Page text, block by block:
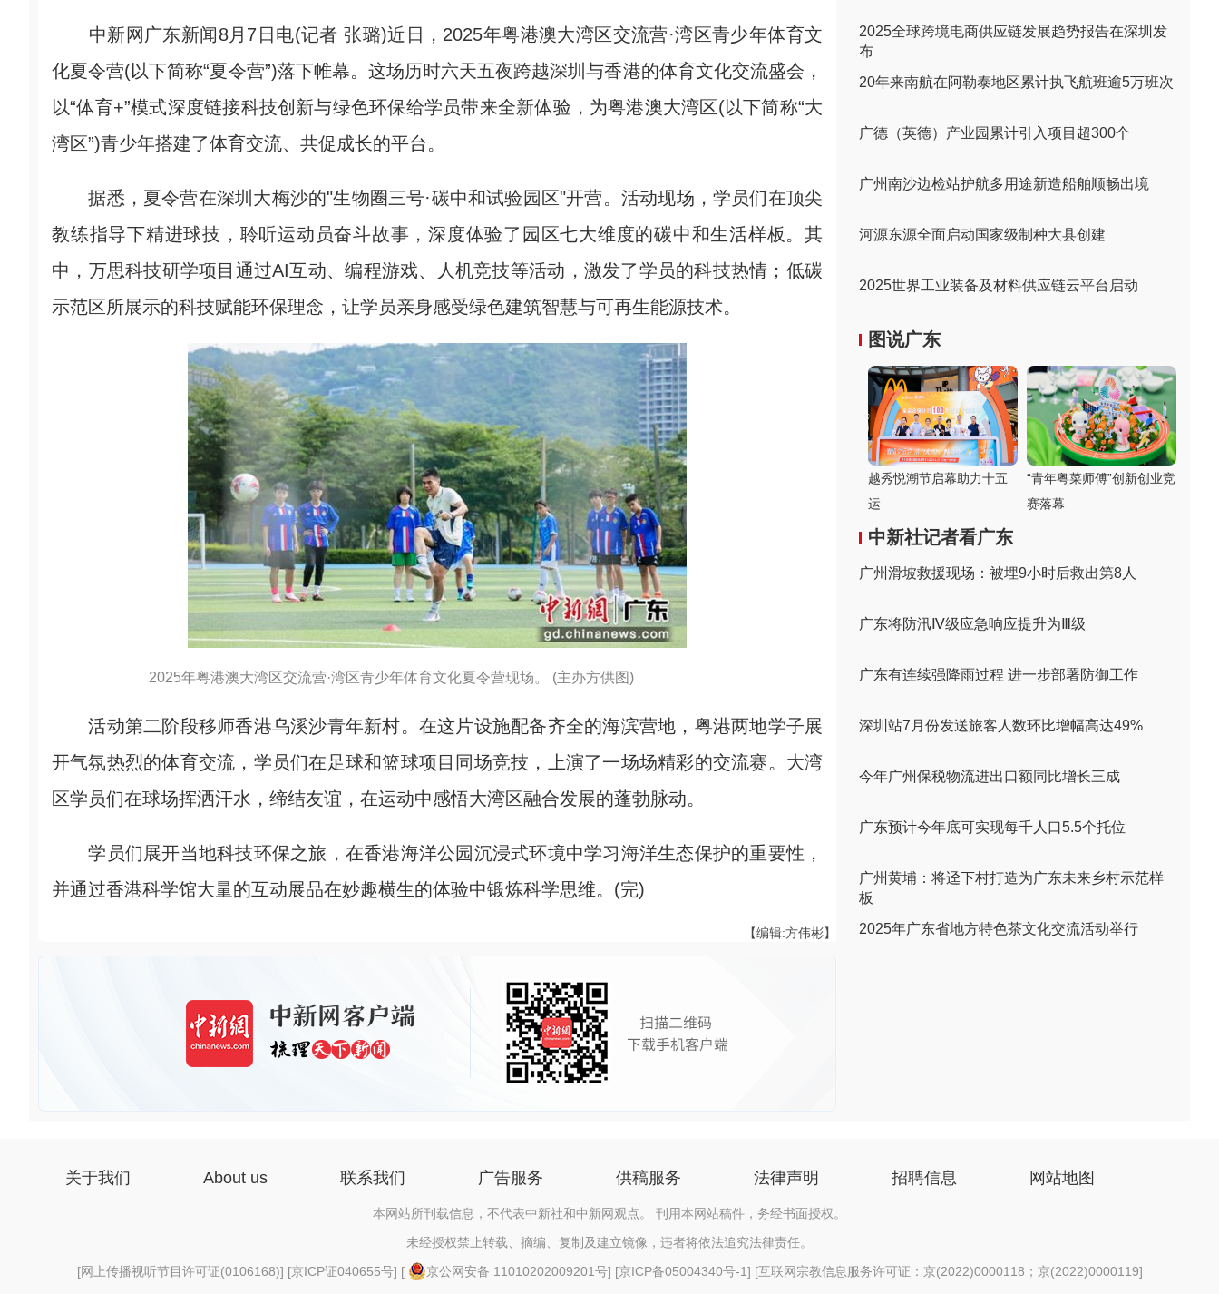
中新网广东新闻8月7日电(记者 张璐)近日，2025年粤港澳大湾区交流营·湾区青少年体育文
化夏令营(以下简称“夏令营”)落下帷幕。这场历时六天五夜跨越深圳与香港的体育文化交流盛会，
以“体育+”模式深度链接科技创新与绿色环保给学员带来全新体验，为粤港澳大湾区(以下简称“大
湾区”)青少年搭建了体育交流、共促成长的平台。
据悉，夏令营在深圳大梅沙的"生物圈三号·碳中和试验园区"开营。活动现场，学员们在顶尖
教练指导下精进球技，聆听运动员奋斗故事，深度体验了园区七大维度的碳中和生活样板。其
中，万思科技研学项目通过AI互动、编程游戏、人机竞技等活动，激发了学员的科技热情；低碳
示范区所展示的科技赋能环保理念，让学员亲身感受绿色建筑智慧与可再生能源技术。
2025年粤港澳大湾区交流营·湾区青少年体育文化夏令营现场。 (主办方供图)
活动第二阶段移师香港乌溪沙青年新村。在这片设施配备齐全的海滨营地，粤港两地学子展
开气氛热烈的体育交流，学员们在足球和篮球项目同场竞技，上演了一场场精彩的交流赛。大湾
区学员们在球场挥洒汗水，缔结友谊，在运动中感悟大湾区融合发展的蓬勃脉动。
学员们展开当地科技环保之旅，在香港海洋公园沉浸式环境中学习海洋生态保护的重要性，
并通过香港科学馆大量的互动展品在妙趣横生的体验中锻炼科学思维。(完)
【编辑:方伟彬】
2025全球跨境电商供应链发展趋势报告在深圳发
布
20年来南航在阿勒泰地区累计执飞航班逾5万班次
广德（英德）产业园累计引入项目超300个
广州南沙边检站护航多用途新造船舶顺畅出境
河源东源全面启动国家级制种大县创建
2025世界工业装备及材料供应链云平台启动
图说广东
越秀悦潮节启幕助力十五
运
“青年粤菜师傅”创新创业竞
赛落幕
中新社记者看广东
广州滑坡救援现场：被埋9小时后救出第8人
广东将防汛Ⅳ级应急响应提升为Ⅲ级
广东有连续强降雨过程 进一步部署防御工作
深圳站7月份发送旅客人数环比增幅高达49%
今年广州保税物流进出口额同比增长三成
广东预计今年底可实现每千人口5.5个托位
广州黄埔：将迳下村打造为广东未来乡村示范样
板
2025年广东省地方特色茶文化交流活动举行
关于我们 About us 联系我们 广告服务 供稿服务 法律声明 招聘信息 网站地图
本网站所刊载信息，不代表中新社和中新网观点。 刊用本网站稿件，务经书面授权。
未经授权禁止转载、摘编、复制及建立镜像，违者将依法追究法律责任。
[网上传播视听节目许可证(0106168)] [京ICP证040655号] [ 京公网安备 11010202009201号] [京ICP备05004340号-1] [互联网宗教信息服务许可证：京(2022)0000118；京(2022)0000119]